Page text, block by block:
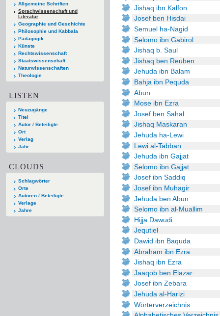
Allgemeine Schriften
Sprachwissenschaft und
Literatur
Geographie und Geschichte
Philosophie und Kabbala
Pädagogik
Künste
Rechtswissenschaft
Staatswissenschaft
Naturwissenschaften
Theologie
LISTEN
Neuzugänge
Titel
Autor / Beteiligte
Ort
Verlag
Jahr
CLOUDS
Schlagwörter
Orte
Autoren / Beteiligte
Verlage
Jahre
Jishaq ibn Kalfon
Josef ben Hisdai
Semuel ha-Nagid
Selomo ibn Gabirol
Jishaq b. Saul
Jishaq ben Reuben
Jehuda ibn Balam
Bahja ibn Pequda
Abun
Mose ibn Ezra
Josef ben Sahal
Jishaq Maskaran
Jehuda ha-Lewi
Lewi al-Tabban
Jehuda ibn Gajjat
Selomo ibn Gajjat
Josef ibn Saddiq
Josef ibn Muhagir
Jehuda ben Abun
Selomo ibn al-Muallim
Hijja Dawudi
Jequtiel
Dawid ibn Baquda
Abraham ibn Ezra
Jishaq ibn Ezra
Jaaqob ben Elazar
Josef ibn Zebara
Jehuda al-Harizi
Wörterverzeichnis